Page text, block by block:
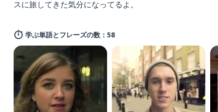
スに旅してきた気分になってるよ。
学ぶ単語とフレーズの数：58